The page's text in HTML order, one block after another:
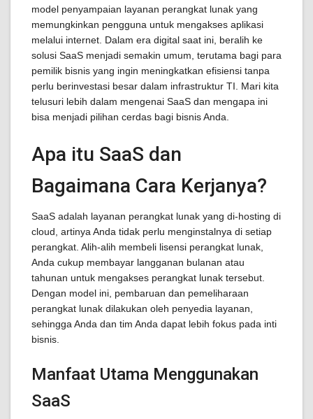
model penyampaian layanan perangkat lunak yang
memungkinkan pengguna untuk mengakses aplikasi
melalui internet. Dalam era digital saat ini, beralih ke
solusi SaaS menjadi semakin umum, terutama bagi para
pemilik bisnis yang ingin meningkatkan efisiensi tanpa
perlu berinvestasi besar dalam infrastruktur TI. Mari kita
telusuri lebih dalam mengenai SaaS dan mengapa ini
bisa menjadi pilihan cerdas bagi bisnis Anda.
Apa itu SaaS dan
Bagaimana Cara Kerjanya?
SaaS adalah layanan perangkat lunak yang di-hosting di
cloud, artinya Anda tidak perlu menginstalnya di setiap
perangkat. Alih-alih membeli lisensi perangkat lunak,
Anda cukup membayar langganan bulanan atau
tahunan untuk mengakses perangkat lunak tersebut.
Dengan model ini, pembaruan dan pemeliharaan
perangkat lunak dilakukan oleh penyedia layanan,
sehingga Anda dan tim Anda dapat lebih fokus pada inti
bisnis.
Manfaat Utama Menggunakan
SaaS